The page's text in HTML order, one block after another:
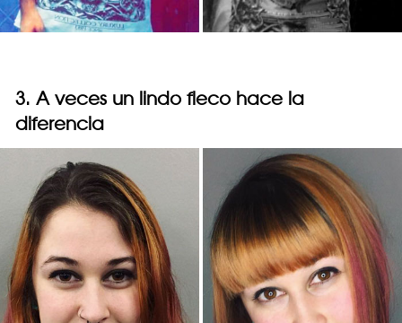
3. A veces un lindo fleco hace la
diferencia